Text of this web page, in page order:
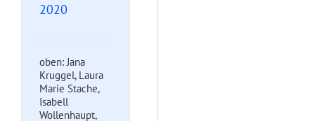
2020
oben: Jana
Kruggel, Laura
Marie Stache,
Isabell
Wollenhaupt,